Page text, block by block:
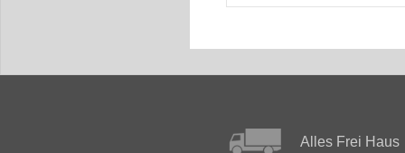
Alles Frei Haus